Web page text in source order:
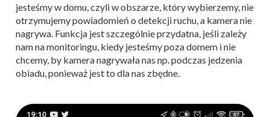
jesteśmy w domu, czyli w obszarze, który wybierzemy, nie
otrzymujemy powiadomień o detekcji ruchu, a kamera nie
nagrywa. Funkcja jest szczególnie przydatna, jeśli zależy
nam na monitoringu, kiedy jesteśmy poza domem i nie
chcemy, by kamera nagrywała nas np. podczas jedzenia
obiadu, ponieważ jest to dla nas zbędne.